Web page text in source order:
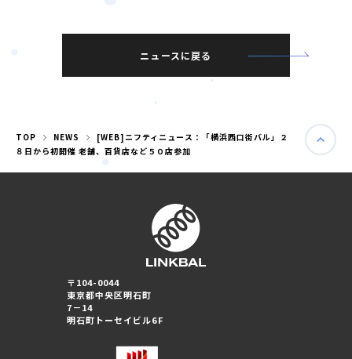
婚活パーティー（大阪）
ニュースに戻る
TOP NEWS
[WEB]ニフティニュース：「横浜西口街バル」２
８日から初開催 老舗、百貨店など５０店参加
〒104-0044
東京都中央区明石町
7－14
明石町トーセイビル6F